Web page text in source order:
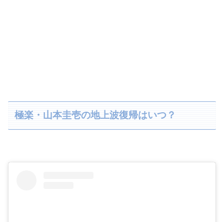
極楽・山本圭壱の地上波復帰はいつ？